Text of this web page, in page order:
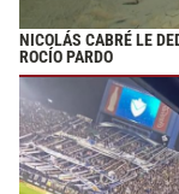
NICOLÁS CABRÉ LE
ROCÍO PARDO